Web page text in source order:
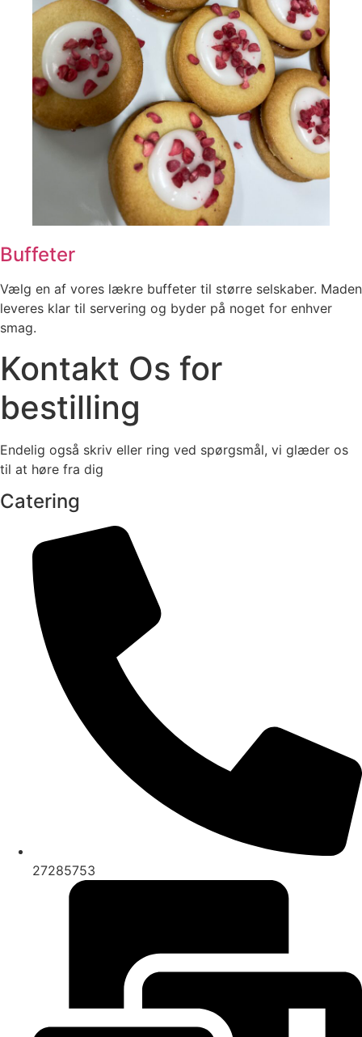
Buffeter
Vælg en af vores lækre buffeter til større selskaber. Maden
leveres klar til servering og byder på noget for enhver
smag.
Kontakt Os for
bestilling
Endelig også skriv eller ring ved spørgsmål, vi glæder os
til at høre fra dig
Catering
27285753